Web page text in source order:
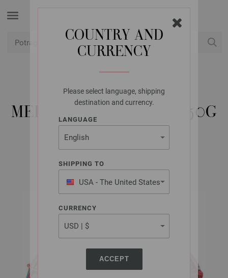
COUNTRY AND
CURRENCY
Please select language, shipping
destination and currency.
LANGUAGE
SHIPPING TO
USA - The United States
of America
CURRENCY
ACCEPT
LANA GROSSA
MEILENWEIT 8-FACH 150G
LANDLUST